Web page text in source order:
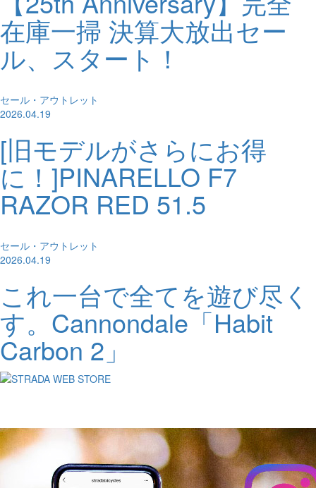
在庫一掃 決算大放出セー
ル、スタート！
セール・アウトレット
2026.04.19
[旧モデルがさらにお得
に！]PINARELLO F7
RAZOR RED 51.5
セール・アウトレット
2026.04.19
これ一台で全てを遊び尽く
す。Cannondale「Habit
Carbon 2」